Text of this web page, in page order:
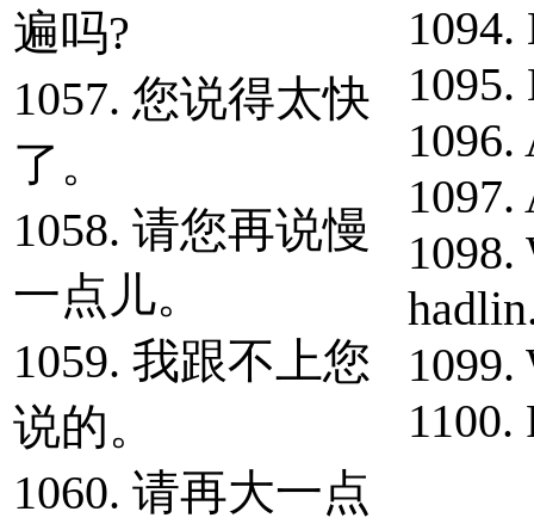
遍吗?
1057. 您说得太快
了。
1058. 请您再说慢
一点儿。
1059. 我跟不上您
说的。
1060. 请再大一点
1094.
1095.
1096.
1098.
1099.
1100.